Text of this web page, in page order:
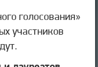
голосования»
участников